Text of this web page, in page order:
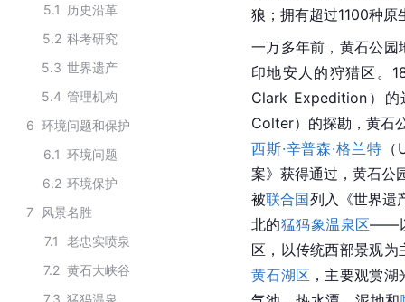
5.1
历史沿革
5.2 科考研究
5.3 世界遗产
5.4 管理机构
6 环境问题和保护
6.1 环境问题
6.2 环境保护
7
风景名胜
7.1
老忠实喷泉
7.2 黄石大峡谷
7.3 猛犸温泉
狼；拥有超过1100种
一万多年前，黄石公园
印地安人的狩猎区。
Clark Expedition）
Colter）的探勘，黄石
西斯·辛普森·格兰特
案》获得通过，黄石公
被联合国列入《世界遗
北的猛犸象温泉区——
区，以传统西部景观
黄石湖区 ，主要观赏